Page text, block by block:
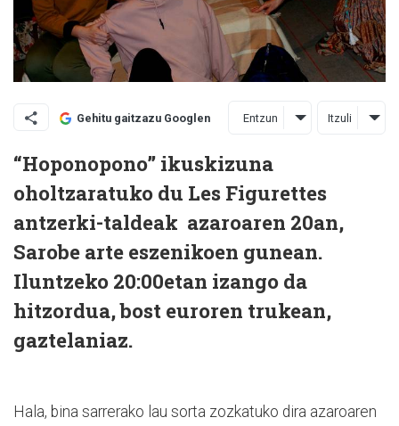
Gehitu gaitzazu Googlen Entzun Itzuli
“Hoponopono” ikuskizuna
oholtzaratuko du Les Figurettes
antzerki-taldeak azaroaren 20an,
Sarobe arte eszenikoen gunean.
Iluntzeko 20:00etan izango da
hitzordua, bost euroren trukean,
gaztelaniaz.
Hala, bina sarrerako lau sorta zozkatuko dira azaroaren